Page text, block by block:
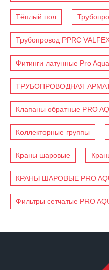
Тёплый пол
Трубопровод PPRC
Фитинги латунные Pro Aqua
ТРУБОПРОВОДНАЯ
Клапаны обратные PRO
Коллекторные группы
Краны шаровые
КРАНЫ ШАРОВЫЕ PRO
Фильтры сетчатые PRO